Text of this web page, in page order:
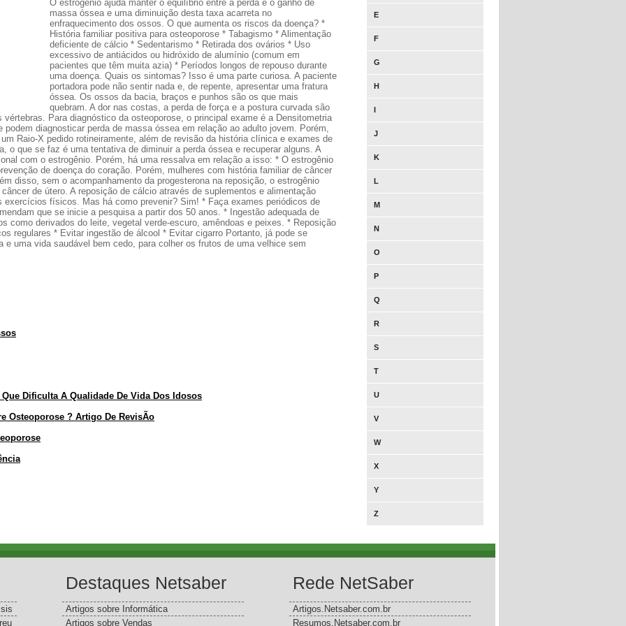
O estrogênio ajuda manter o equilíbrio entre a perda e o ganho de
massa óssea e uma diminuição desta taxa acarreta no
enfraquecimento dos ossos. O que aumenta os riscos da doença? *
História familiar positiva para osteoporose * Tabagismo * Alimentação
deficiente de cálcio * Sedentarismo * Retirada dos ovários * Uso
excessivo de antiácidos ou hidróxido de alumínio (comum em
pacientes que têm muita azia) * Períodos longos de repouso durante
uma doença. Quais os sintomas? Isso é uma parte curiosa. A paciente
portadora pode não sentir nada e, de repente, apresentar uma fratura
óssea. Os ossos da bacia, braços e punhos são os que mais
quebram. A dor nas costas, a perda de força e a postura curvada são
Para diagnóstico da osteoporose, o principal exame é a Densitometria
diagnosticar perda de massa óssea em relação ao adulto jovem. Porém,
Raio-X pedido rotineiramente, além de revisão da história clínica e exames de
o que se faz é uma tentativa de diminuir a perda óssea e recuperar alguns. A
com o estrogênio. Porém, há uma ressalva em relação a isso: * O estrogênio
de doença do coração. Porém, mulheres com história familiar de câncer
disso, sem o acompanhamento da progesterona na reposição, o estrogênio
de útero. A reposição de cálcio através de suplementos e alimentação
exercícios físicos. Mas há como prevenir? Sim! * Faça exames periódicos de
que se inicie a pesquisa a partir dos 50 anos. * Ingestão adequada de
como derivados do leite, vegetal verde-escuro, amêndoas e peixes. * Reposição
regulares * Evitar ingestão de álcool * Evitar cigarro Portanto, já pode se
e uma vida saudável bem cedo, para colher os frutos de uma velhice sem
Dificulta A Qualidade De Vida Dos Idosos
Osteoporose ? Artigo De RevisÃo
E
F
G
H
I
J
K
L
M
N
O
P
Q
R
S
T
U
V
W
X
Y
Z
Destaques Netsaber
Artigos sobre Informática
Artigos sobre Vendas
Rede NetSaber
Artigos.Netsaber.com.br
Resumos.Netsaber.com.br